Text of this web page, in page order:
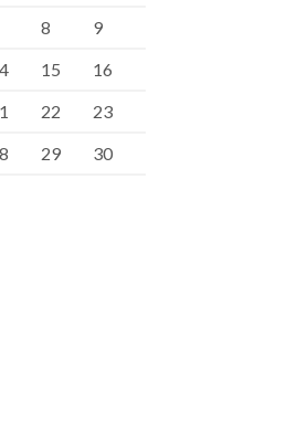
8
9
15
16
22
23
29
30